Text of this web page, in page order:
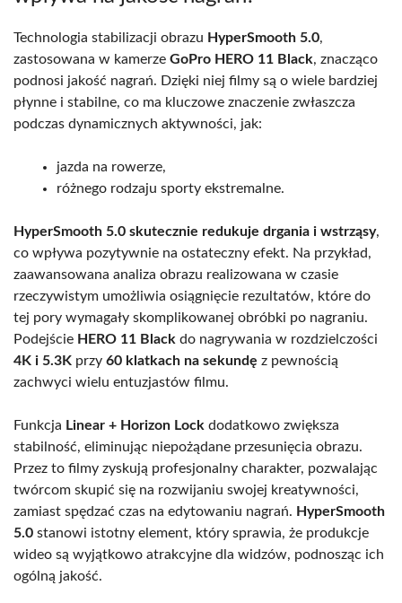
Technologia stabilizacji obrazu HyperSmooth 5.0,
zastosowana w kamerze GoPro HERO 11 Black, znacząco
podnosi jakość nagrań. Dzięki niej filmy są o wiele bardziej
płynne i stabilne, co ma kluczowe znaczenie zwłaszcza
podczas dynamicznych aktywności, jak:
jazda na rowerze,
różnego rodzaju sporty ekstremalne.
HyperSmooth 5.0 skutecznie redukuje drgania i wstrząsy,
co wpływa pozytywnie na ostateczny efekt. Na przykład,
zaawansowana analiza obrazu realizowana w czasie
rzeczywistym umożliwia osiągnięcie rezultatów, które do
tej pory wymagały skomplikowanej obróbki po nagraniu.
Podejście HERO 11 Black do nagrywania w rozdzielczości
4K i 5.3K przy 60 klatkach na sekundę z pewnością
zachwyci wielu entuzjastów filmu.
Funkcja Linear + Horizon Lock dodatkowo zwiększa
stabilność, eliminując niepożądane przesunięcia obrazu.
Przez to filmy zyskują profesjonalny charakter, pozwalając
twórcom skupić się na rozwijaniu swojej kreatywności,
zamiast spędzać czas na edytowaniu nagrań. HyperSmooth
5.0 stanowi istotny element, który sprawia, że produkcje
wideo są wyjątkowo atrakcyjne dla widzów, podnosząc ich
ogólną jakość.